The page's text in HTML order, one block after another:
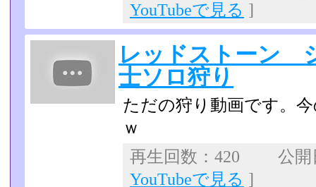
YouTubeで見る ]
レッドストーン
士ソロ狩り
ただの狩り動画です。
ｗ
再生回数：420 公
YouTubeで見る ]